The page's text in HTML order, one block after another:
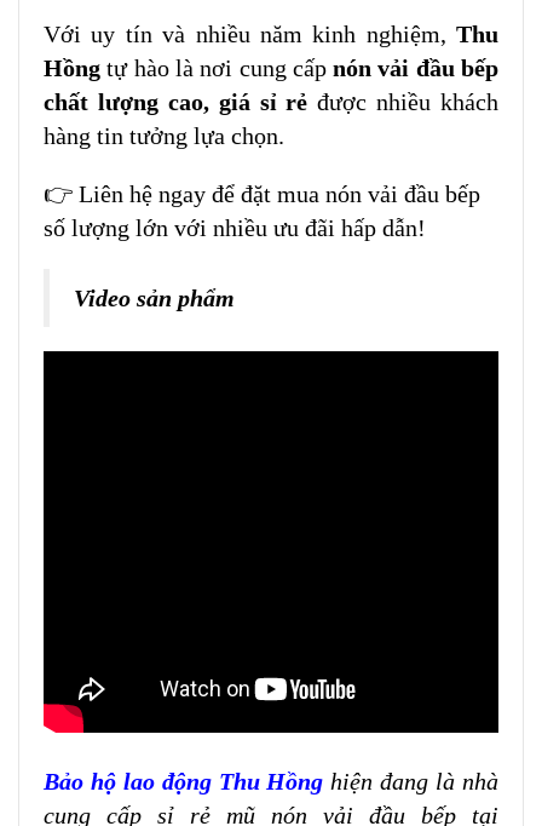
Với uy tín và nhiều năm kinh nghiệm, Thu
Hồng tự hào là nơi cung cấpnón vải đầu bếp
chất lượng cao, giá sỉ rẻ được nhiều khách
hàng tin tưởng lựa chọn.
👉 Liên hệ ngay để đặt mua nón vải đầu bếp
số lượng lớn với nhiều ưu đãi hấp dẫn!
Video sản phẩm
Bảo hộ lao động Thu Hồng hiện đang là nhà
cung cấp sỉ rẻ mũ nón vải đầu bếp tại